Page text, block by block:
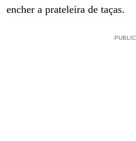
encher a prateleira de taças.